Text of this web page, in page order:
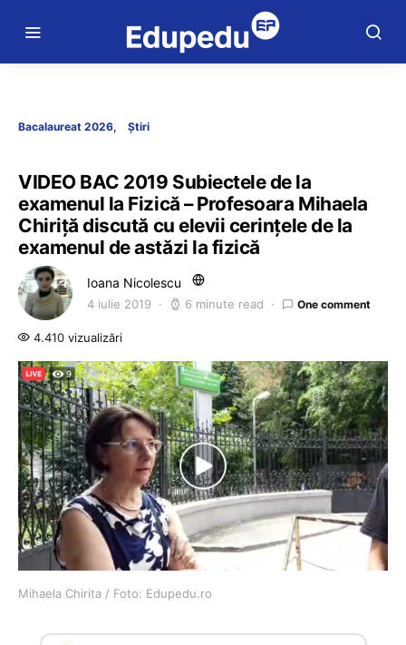
Bacalaureat 2026 Știri
VIDEO BAC 2019 Subiectele de la
examenul la Fizică – Profesoara Mihaela
Chiriță discută cu elevii cerințele de la
examenul de astăzi la fizică
Ioana Nicolescu
4 iulie 2019 6 minute read One comment
4.410 vizualizări
Mihaela Chirita / Foto: Edupedu.ro